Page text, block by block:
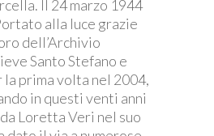
Il 24 marzo 1944
alla luce grazie
dell’Archivio
Santo Stefano e
prima volta nel 2004,
in questi venti anni
Loretta Veri nel suo